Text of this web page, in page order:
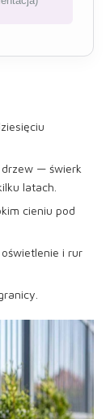
drzew — świerk
latach.
cieniu pod
i rur